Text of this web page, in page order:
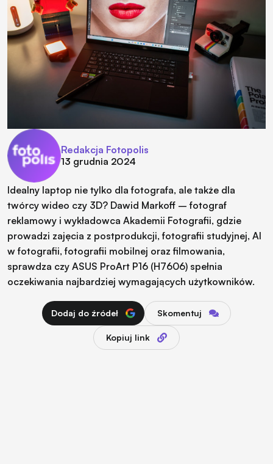
Redakcja Fotopolis
13 grudnia 2024
Idealny laptop nie tylko dla fotografa, ale także dla
twórcy wideo czy 3D? Dawid Markoff – fotograf
reklamowy i wykładowca Akademii Fotografii, gdzie
prowadzi zajęcia z postprodukcji, fotografii studyjnej, AI
w fotografii, fotografii mobilnej oraz filmowania,
sprawdza czy ASUS ProArt P16 (H7606) spełnia
oczekiwania najbardziej wymagających użytkowników.
Dodaj do źródeł Skomentuj
Kopiuj link